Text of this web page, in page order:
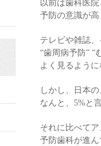
以前は歯科医
予防の意識が
テレビや雑誌
“歯周病予防” “
よく見るよう
しかし、日本
なんと、5%と
それに比べて
予防歯科が進